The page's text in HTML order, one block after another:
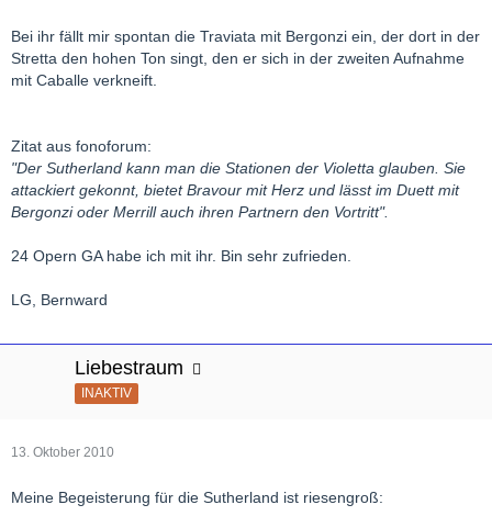
Bei ihr fällt mir spontan die Traviata mit Bergonzi ein, der dort in der
Stretta den hohen Ton singt, den er sich in der zweiten Aufnahme
mit Caballe verkneift.
Zitat aus fonoforum:
"Der Sutherland kann man die Stationen der Violetta glauben. Sie
attackiert gekonnt, bietet Bravour mit Herz und lässt im Duett mit
Bergonzi oder Merrill auch ihren Partnern den Vortritt".
24 Opern GA habe ich mit ihr. Bin sehr zufrieden.
LG, Bernward
Liebestraum
INAKTIV
13. Oktober 2010
Meine Begeisterung für die Sutherland ist riesengroß: